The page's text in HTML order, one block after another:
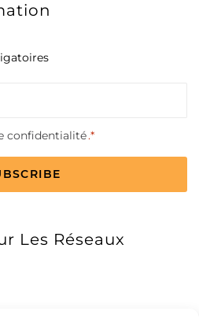
confidentialité.*
Les Réseaux